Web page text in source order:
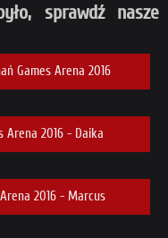
sprawdź nasze
Games Arena 2016
Arena 2016 - Daika
2016 - Marcus